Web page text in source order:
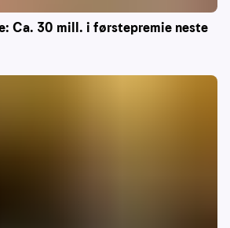
Ca. 30 mill. i førstepremie neste